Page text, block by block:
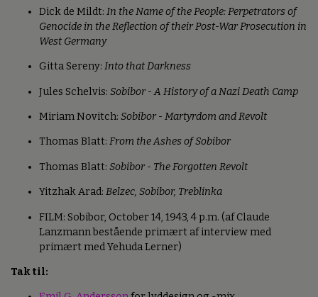
Dick de Mildt: In the Name of the People: Perpetrators of
Genocide in the Reflection of their Post-War Prosecution in
West Germany
Gitta Sereny: Into that Darkness
Jules Schelvis: Sobibor - A History of a Nazi Death Camp
Miriam Novitch: Sobibor - Martyrdom and Revolt
Thomas Blatt: From the Ashes of Sobibor
Thomas Blatt: Sobibor - The Forgotten Revolt
Yitzhak Arad: Belzec, Sobibor, Treblinka
FILM: Sobibor, October 14, 1943, 4 p.m. (af Claude
Lanzmann bestående primært af interview med
primært med Yehuda Lerner)
Tak til: